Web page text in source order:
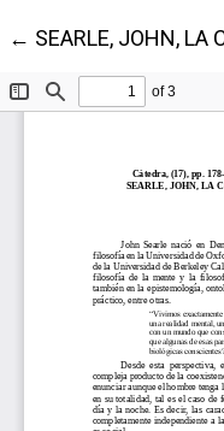
← Volver a los
SEARLE, JOHN, LA